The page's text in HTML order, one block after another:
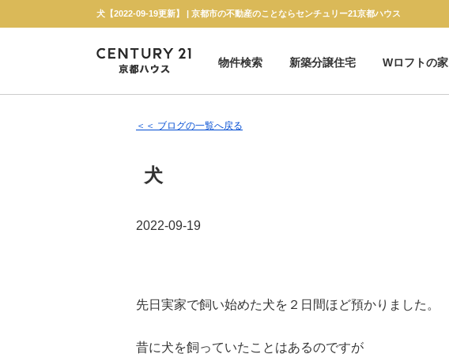
犬【2022-09-19更新】 | 京都市の不動産のことならセンチュリー21京都ハウス
物件検索
新築分譲住宅 Wロフトの家
＜＜ ブログの一覧へ戻る
犬
2022-09-19
先日実家で飼い始めた犬を２日間ほど預かりました。
昔に犬を飼っていたことはあるのですが